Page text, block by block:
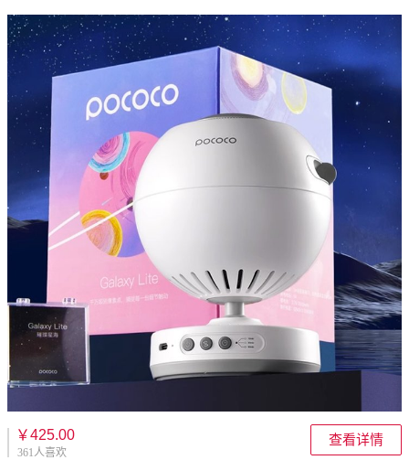
￥425.00
361人喜欢
查看详情